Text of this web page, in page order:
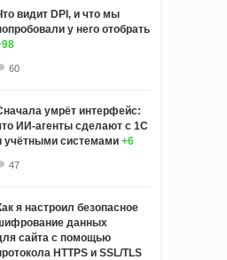
видит DPI, и что мы
у него отобрать
60
умрёт интерфейс:
ИИ-агенты сделают с 1С
учётными системами +6
47
я настроил безопасное
данных
сайта с помощью
HTTPS и SSL/TLS